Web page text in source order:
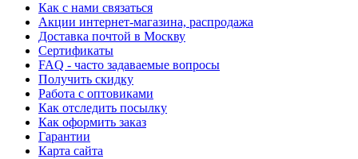
Как с нами связаться
Акции интернет-магазина, распродажа
Доставка почтой в Москву
Сертификаты
FAQ - часто задаваемые вопросы
Получить скидку
Работа с оптовиками
Как отследить посылку
Как оформить заказ
Гарантии
Карта сайта